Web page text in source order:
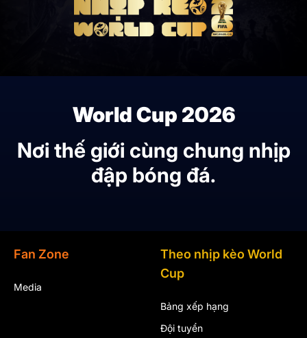
World Cup 2026
Nơi thế giới cùng chung nhịp
đập bóng đá.
Fan Zone
Media
Theo nhịp kèo World
Cup
Bảng xếp hạng
Đội tuyển